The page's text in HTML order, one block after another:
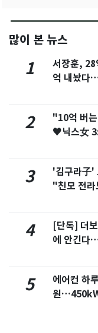
많이 본 뉴스
1
서장훈, 28
억 내놨다
2
"10억 버
♥닉스女
3
'김구라子'
"친모 전
4
[단독] 더
에 안긴다
5
에어컨 하
원